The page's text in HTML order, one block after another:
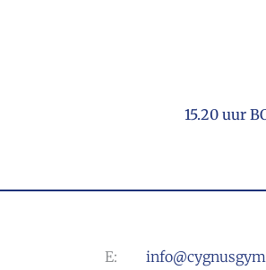
15.20 uur
E: